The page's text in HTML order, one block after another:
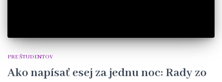
PRE ŠTUDENTOV
Ako napísať esej za jednu noc: Rady zo